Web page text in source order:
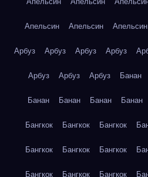
Апельсин Апельсин Апельсин
Арбуз Арбуз Арбуз Арбуз
Арбуз Арбуз Арбуз Банан
Банан Банан Банан Банан
Бангкок Бангкок Бангкок
Бангкок Бангкок Бангкок
Бангкок Бангкок Бангкок